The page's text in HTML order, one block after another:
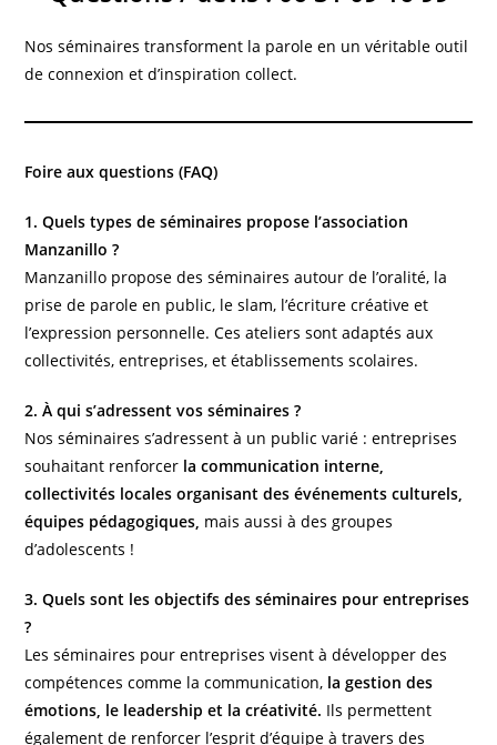
Nos séminaires transforment la parole en un véritable outil
de connexion et d’inspiration collect.
Foire aux questions (FAQ)
1. Quels types de séminaires propose l’association
Manzanillo ?
Manzanillo propose des séminaires autour de l’oralité, la
prise de parole en public, le slam, l’écriture créative et
l’expression personnelle. Ces ateliers sont adaptés aux
collectivités, entreprises, et établissements scolaires.
2. À qui s’adressent vos séminaires ?
Nos séminaires s’adressent à un public varié : entreprises
souhaitant renforcer la communication interne,
collectivités locales organisant des événements culturels,
équipes pédagogiques, mais aussi à des groupes
d’adolescents !
3. Quels sont les objectifs des séminaires pour entreprises
?
Les séminaires pour entreprises visent à développer des
compétences comme la communication, la gestion des
émotions, le leadership et la créativité. Ils permettent
également de renforcer l’esprit d’équipe à travers des